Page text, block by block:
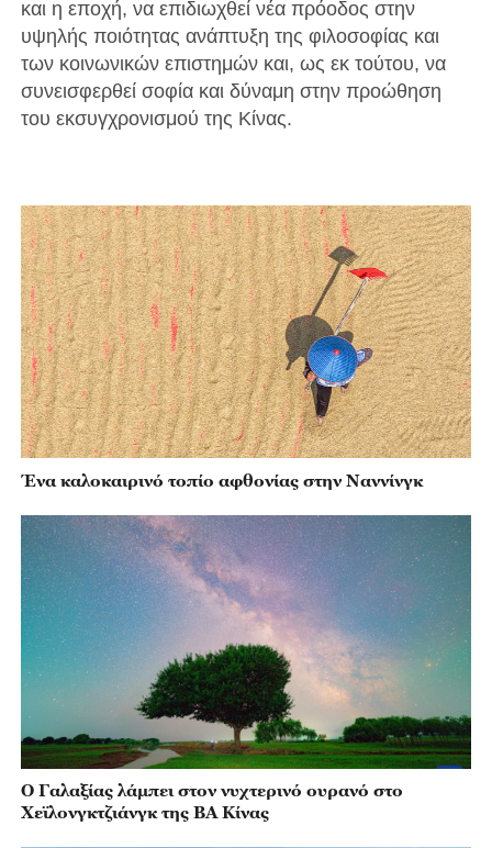
και η εποχή, να επιδιωχθεί νέα πρόοδος στην
υψηλής ποιότητας ανάπτυξη της φιλοσοφίας και
των κοινωνικών επιστημών και, ως εκ τούτου, να
συνεισφερθεί σοφία και δύναμη στην προώθηση
του εκσυγχρονισμού της Κίνας.
Ένα καλοκαιρινό τοπίο αφθονίας στην Ναννίνγκ
Ο Γαλαξίας λάμπει στον νυχτερινό ουρανό στο
Χεϊλονγκτζιάνγκ της ΒΑ Κίνας